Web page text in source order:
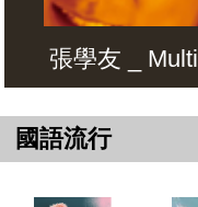
張學友 _
國語流行